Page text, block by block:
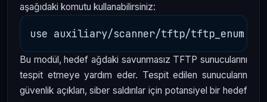
aşağıdaki komutu kullanabilirsiniz:
Bu modül, hedef ağdaki savunmasız TFTP sunucularını
tespit etmeye yardım eder. Tespit edilen sunucuların
güvenlik açıkları, siber saldırılar için potansiyel bir hedef